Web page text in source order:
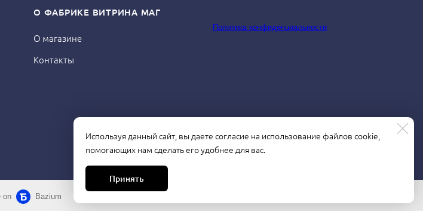
О ФАБРИКЕ ВИТРИНА МАГ
О магазине
Контакты
Политика конфиденциальности
Используя данный сайт, вы даете согласие на использование файлов cookie,
помогающих нам сделать его удобнее для вас.
Принять
on Bazium